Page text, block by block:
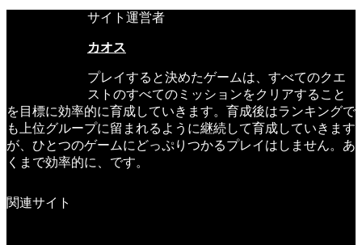
サイト運営者
カオス
プレイすると決めたゲームは、すべてのクエ
ストのすべてのミッションをクリアすること
を目標に効率的に育成していきます。育成後はランキングで
も上位グループに留まれるように継続して育成していきます
が、ひとつのゲームにどっぷりつかるプレイはしません。あ
くまで効率的に、です。
関連サイト